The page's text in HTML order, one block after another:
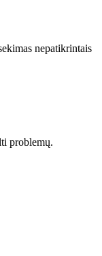
nepatikrintais
problemų.